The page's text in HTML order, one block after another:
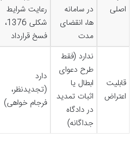
اصلی
در سامانه
ها، انقضای
مدت
رعایت شرایط
شکلی 1376،
فسخ قرارداد
قابلیت
اعتراض
ندارد (فقط
طرح دعوای
ابطال یا
اثبات تمدید
در دادگاه
جداگانه)
دارد
(تجدیدنظر،
فرجام خواهی)